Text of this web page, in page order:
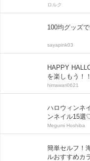
ロルク
100均グッズ
sayapink03
HAPPY
を楽しもう！
himawari0621
ハロウィンネ
ンネイル15選
Megumi Hoshiba
簡単セルフ！
ルおすすめカ